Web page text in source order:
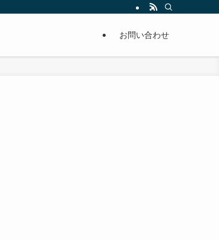
出来るように分かりやすくまとめています。
お問い合わせ